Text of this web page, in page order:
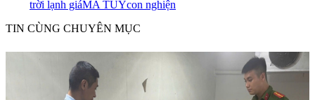
trời lạnh giáMA TÚYcon nghiện
TIN CÙNG CHUYÊN MỤC